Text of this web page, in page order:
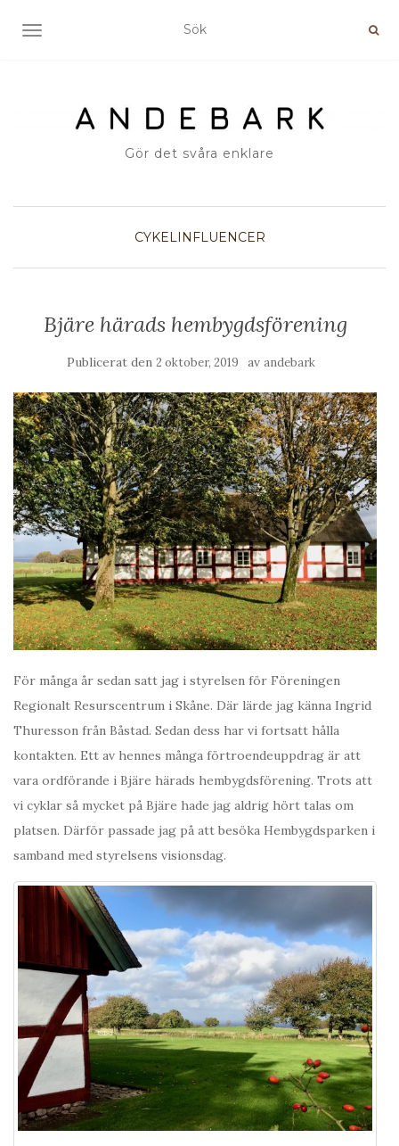
SLÅ PÅ/AV NAVIGERING
Gör det svåra enklare
CYKELINFLUENCER
Bjäre härads hembygdsförening
Publicerat den 2 oktober, 2019 av andebark
För många år sedan satt jag i styrelsen för Föreningen
Regionalt Resurscentrum i Skåne. Där lärde jag känna Ingrid
Thuresson från Båstad. Sedan dess har vi fortsatt hålla
kontakten. Ett av hennes många förtroendeuppdrag är att
vara ordförande i Bjäre härads hembygdsförening. Trots att
vi cyklar så mycket på Bjäre hade jag aldrig hört talas om
platsen. Därför passade jag på att besöka Hembygdsparken i
samband med styrelsens visionsdag.